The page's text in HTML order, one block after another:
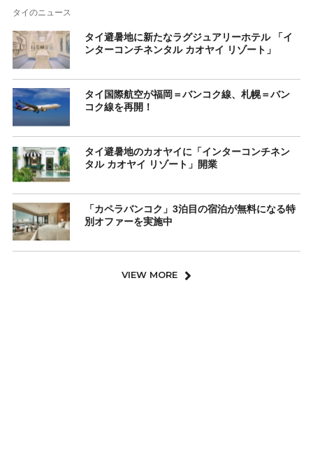
タイのニュース
タイ避暑地に新たなラグジュアリーホテル 「イ
ンターコンチネンタル カオヤイ リゾート」
タイ国際航空が福岡＝バンコク線、札幌＝バン
コク線を再開！
タイ避暑地のカオヤイに「インターコンチネン
タル カオヤイ リゾート」開業
「カペラバンコク」3泊目の宿泊が無料になる特
別オファーを実施中
VIEW MORE